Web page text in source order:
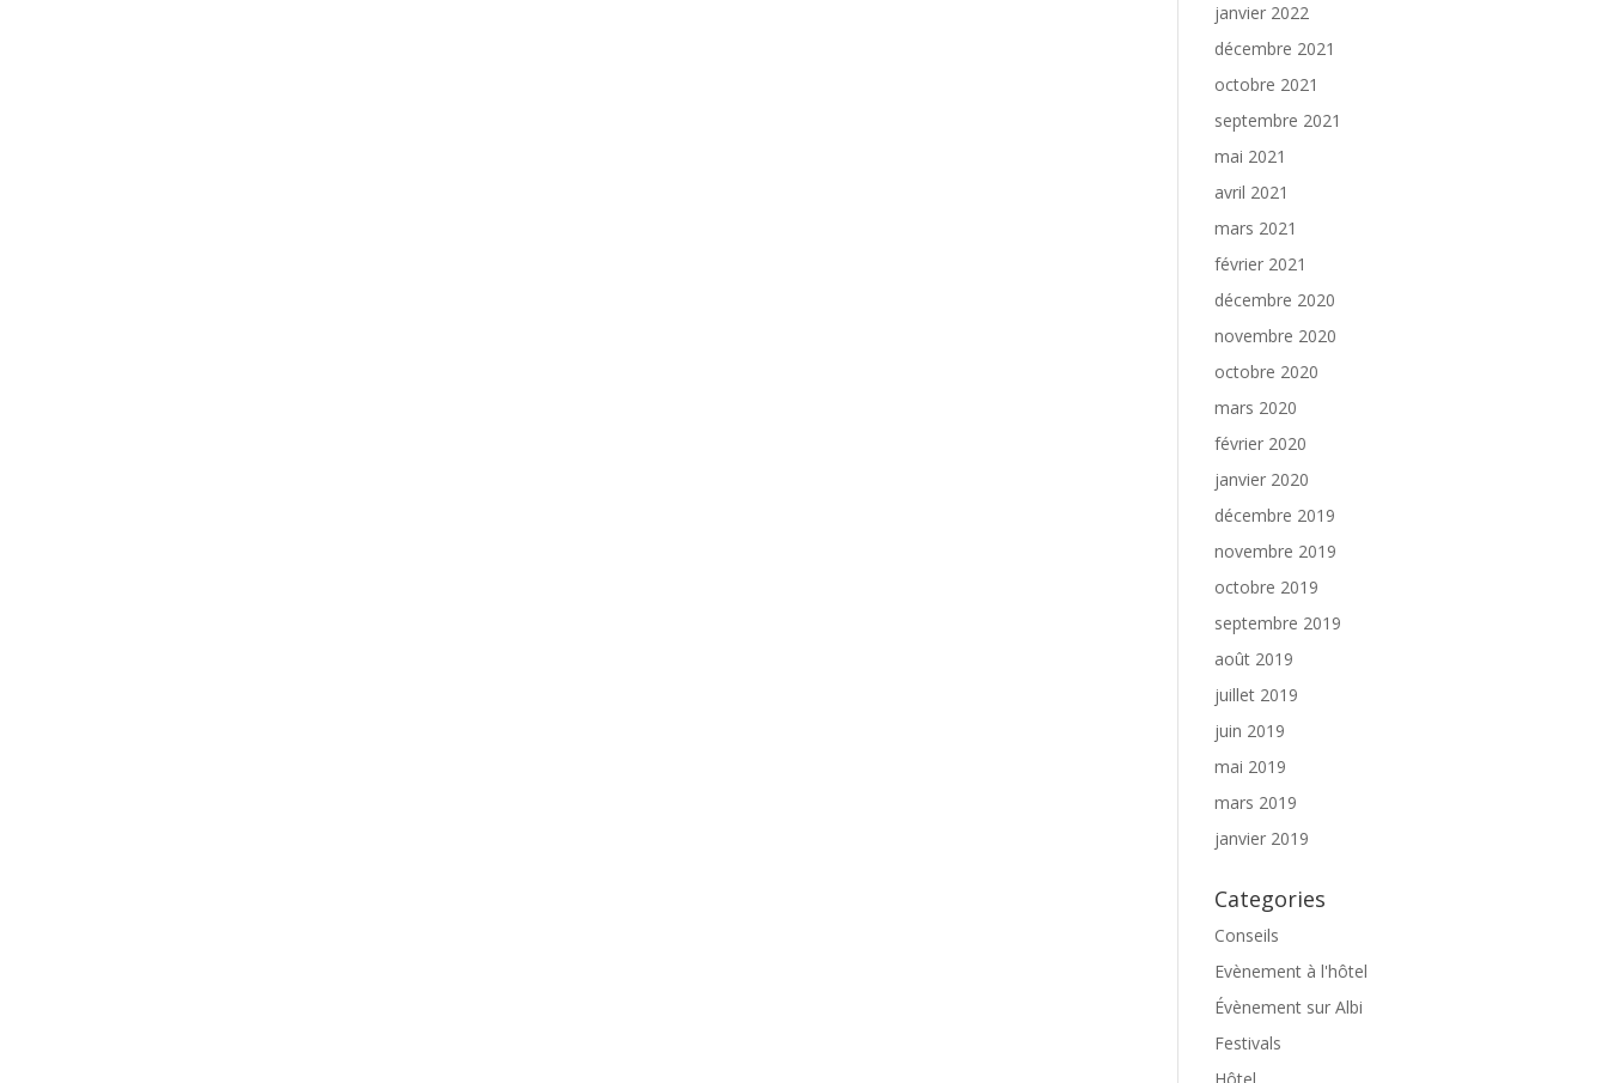
janvier 2022
décembre 2021
octobre 2021
septembre 2021
mai 2021
avril 2021
mars 2021
février 2021
décembre 2020
novembre 2020
octobre 2020
mars 2020
février 2020
janvier 2020
décembre 2019
novembre 2019
octobre 2019
septembre 2019
août 2019
juillet 2019
juin 2019
mai 2019
mars 2019
janvier 2019
Categories
Conseils
Evènement à l'hôtel
Évènement sur Albi
Festivals